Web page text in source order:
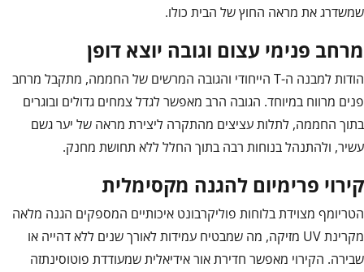
שמשדרג את מראה החוץ של הבית כולו.
מרחב פנימי עצום וגובה יוצא דופן
הודות למבנה ה-T הייחודי והגובה המרשים של החממה, מתקבל מרחב
פנים מרווח במיוחד. הגובה הרב מאפשר לגדל צמחים גדולים ובוגרים
בתוך החממה, לתלות עציצים מהתקרה ליצירת מראה של יער גשם
עשיר, ולהתנהל בנוחות רבה בתוך החלל ללא תחושת מחנק.
קירוי פרימיום להגנה מקסימלית
הטריומף מצוידת בלוחות פוליקרבונט איכותיים המספקים הגנה מלאה
מקרינת UV מזיקה, מה שמבטיח עמידות לאורך שנים ללא דהייה או
שבירה. הקירוי מאפשר חדירת אור אידיאלית שמעודדת פוטוסינתזה